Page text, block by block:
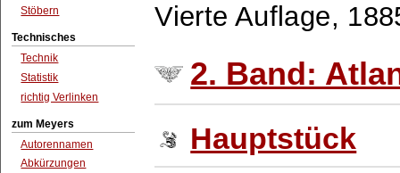
Stöbern
Technisches
Technik
Statistik
richtig Verlinken
zum Meyers
Autorennamen
Abkürzungen
Vierte Auflage,
2. Band:
Hauptstück